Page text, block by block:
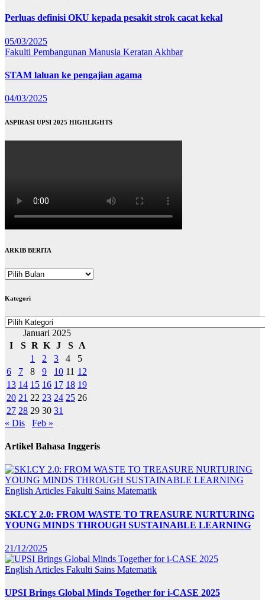
Perluas definisi OKU kepada pesakit strok cacat kekal
05/03/2025
Fakulti Pembangunan Manusia Keratan Akhbar
STAM laluan ke pengajian agama
04/03/2025
ASPIRASI UPSI 2025 HIGHLIGHTS
ARKIB BERITA
ARKIB
Kategori
Kategori
Januari 2025
I
S R K J S
A
1
2 3 4
5
6
7 8 9 10 11 12
13 14 15 16 17 18 19
20 21 22 23 24 25 26
27 28 29 30 31
« Dis
Feb »
Artikel Bahasa Inggeris
English Articles Fakulti Sains Matematik
SKI.CY 2.0: FROM WASTE TO TREASURE NURTURING
YOUNG MINDS THROUGH SUSTAINABLE LEARNING
21/12/2025
English Articles Fakulti Sains Matematik
UPSI Brings Global Minds Together for i-CASE 2025